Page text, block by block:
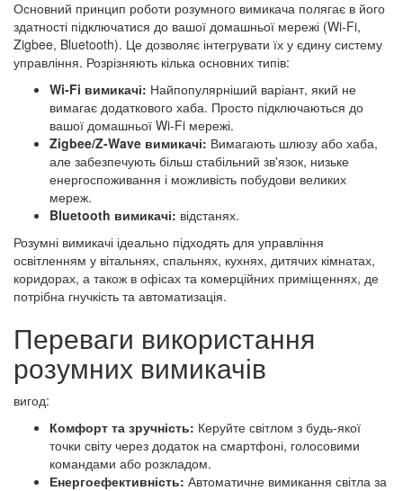
Основний принцип роботи розумного вимикача полягає в його
здатності підключатися до вашої домашньої мережі (Wi-Fi,
Zigbee, Bluetooth). Це дозволяє інтегрувати їх у єдину систему
управління. Розрізняють кілька основних типів:
Wi-Fi вимикачі: Найпопулярніший варіант, який не
вимагає додаткового хаба. Просто підключаються до
вашої домашньої Wi-Fi мережі.
Zigbee/Z-Wave вимикачі: Вимагають шлюзу або хаба,
але забезпечують більш стабільний зв'язок, низьке
енергоспоживання і можливість побудови великих
мереж.
Bluetooth вимикачі: відстанях.
Розумні вимикачі ідеально підходять для управління
освітленням у вітальнях, спальнях, кухнях, дитячих кімнатах,
коридорах, а також в офісах та комерційних приміщеннях, де
потрібна гнучкість та автоматизація.
Переваги використання
розумних вимикачів
вигод:
Комфорт та зручність: Керуйте світлом з будь-якої
точки світу через додаток на смартфоні, голосовими
командами або розкладом.
Енергоефективність: Автоматичне вимикання світла за